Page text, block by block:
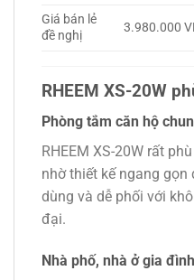
Giá bán lẻ
đề nghị
3.980.000
RHEEM XS-20W
Phòng tắm căn hộ
RHEEM XS-20W rất
nhờ thiết kế ngang
dùng và dễ phối với
đại.
Nhà phố, nhà ở gia đình